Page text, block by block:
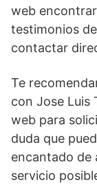
web
testimonios
contactar
Te
con Jose Luis
web para
duda que
encantado de
servicio